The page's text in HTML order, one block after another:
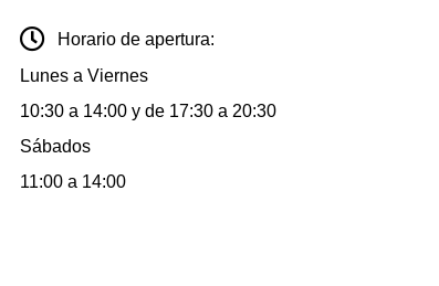
Horario de apertura:
Lunes a Viernes
10:30 a 14:00 y de 17:30 a 20:30
Sábados
11:00 a 14:00